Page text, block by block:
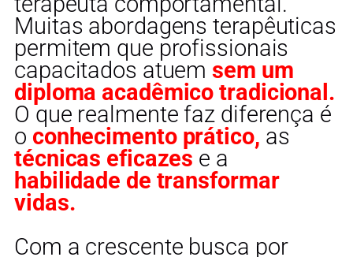
Muitas abordagens terapêuticas
permitem que profissionais
capacitados atuemsem um
diploma acadêmico tradicional.
O que realmente faz diferença é
o conhecimento prático, as
técnicas eficazes e a
habilidade de transformar
vidas.
Com a crescente busca por